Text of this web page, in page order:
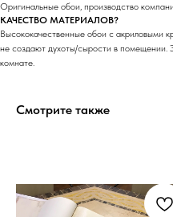
Оригинальные обои, производство
КАЧЕСТВО МАТЕРИАЛОВ?
Высококачественные обои с акриловыми
не создают духоты/сырости в помещении.
комнате.
Смотрите также